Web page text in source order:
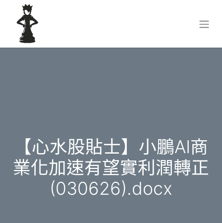
【心水股貼士】小鵬AI商
業化加速有望實利潤轉正
(030626).docx